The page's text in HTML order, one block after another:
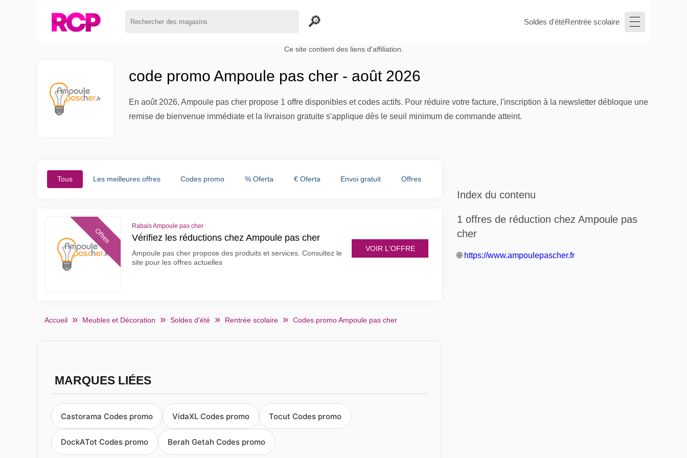
Soldes d'étéRentrée scolaire
Ce site contient des liens d'affiliation.
code promo Ampoule pas cher - août 2026
En août 2026, Ampoule pas cher propose 1 offre disponibles et codes actifs. Pour réduire votre facture, l'inscription à la newsletter débloque une
remise de bienvenue immédiate et la livraison gratuite s'applique dès le seuil minimum de commande atteint.
Tous Les meilleures offres Codes promo % Oferta € Oferta Envoi gratuit Offres
Offres
Rabais Ampoule pas cher
Vérifiez les réductions chez Ampoule pas cher
Ampoule pas cher propose des produits et services. Consultez le
site pour les offres actuelles
VOIR L'OFFRE
Accueil Meubles et Décoration Soldes d'été Rentrée scolaire Codes promo Ampoule pas cher
MARQUES LIÉES
Castorama Codes promo VidaXL Codes promo Tocut Codes promo
DockATot Codes promo Berah Getah Codes promo
Index du contenu
1 offres de réduction chez Ampoule pas
cher
🌐 https://www.ampoulepascher.fr